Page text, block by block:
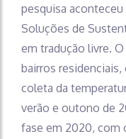
pesquisa
Soluções de
em tradução livre.
bairros
coleta da
verão e outono de
fase em 2020, com